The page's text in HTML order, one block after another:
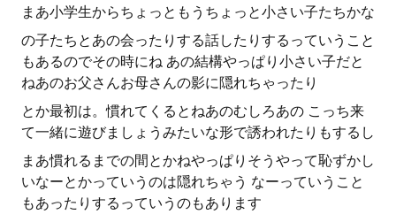
まあ小学生からちょっともうちょっと小さい子たちかな
の子たちとあの会ったりする話したりするっていうこと
もあるのでその時にね あの結構やっぱり小さい子だと
ねあのお父さんお母さんの影に隠れちゃったり
とか最初は。慣れてくるとねあのむしろあの こっち来
て一緒に遊びましょうみたいな形で誘われたりもするし
まあ慣れるまでの間とかねやっぱりそうやって恥ずかし
いなーとかっていうのは隠れちゃう なーっていうこと
もあったりするっていうのもあります